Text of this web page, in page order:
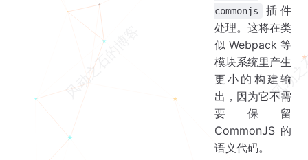
commonjs
插件
处理。这将在类
似 Webpack 等
模块系统里产生
更小的构建输
出，因为它不需
要保留
CommonJS 的
语义代码。